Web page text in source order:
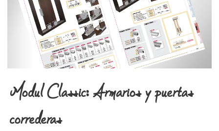
Datos Técnicos
Modul Classic: Armarios y puertas
correderas